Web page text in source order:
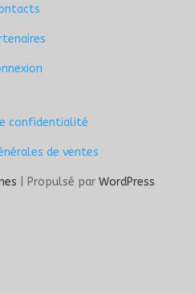
confidentialité
de ventes
| Propulsé par WordPress